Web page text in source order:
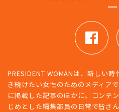
PRESIDENT WOMANは、新しい
き続けたい女性のためのメディア
に掲載した記事のほかに、コンテ
じめとした編集部員の日常で皆さ